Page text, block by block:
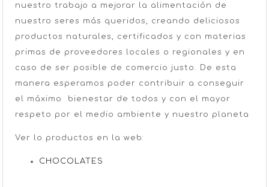
nuestro trabajo a mejorar la alimentación de
nuestro seres más queridos, creando deliciosos
productos naturales, certificados y con materias
primas de proveedores locales o regionales y en
caso de ser posible de comercio justo. De esta
manera esperamos poder contribuir a conseguir
el máximo bienestar de todos y con el mayor
respeto por el medio ambiente y nuestro planeta
Ver lo productos en la web:
CHOCOLATES